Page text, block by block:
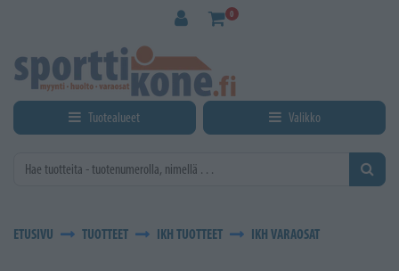
0
Tuotealueet Valikko
ETUSIVU TUOTTEET IKH TUOTTEET IKH VARAOSAT